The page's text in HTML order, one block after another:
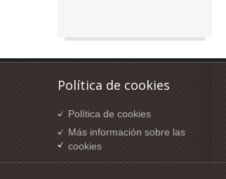
Política de cookies
Política de cookies
Más información sobre las
cookies